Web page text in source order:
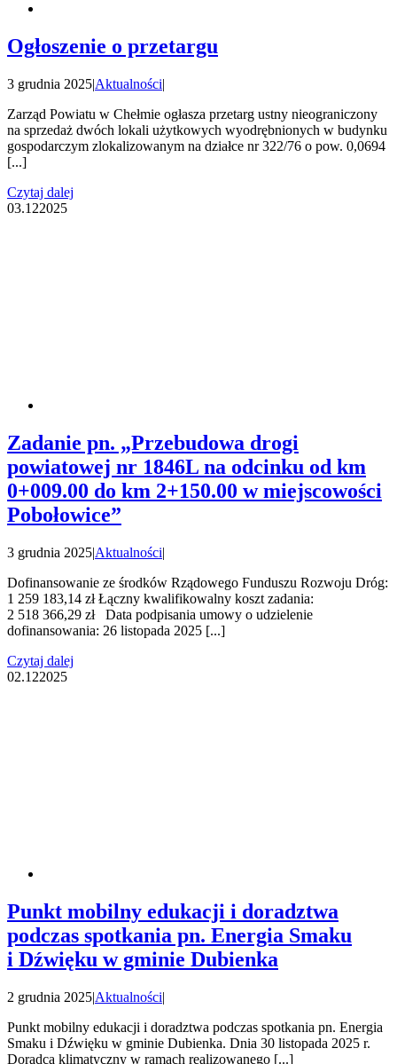
Ogłoszenie o przetargu
3 grudnia 2025|Aktualności|
Zarząd Powiatu w Chełmie ogłasza przetarg ustny nieograniczony
na sprzedaż dwóch lokali użytkowych wyodrębnionych w budynku
gospodarczym zlokalizowanym na działce nr 322/76 o pow. 0,0694
[...]
Czytaj dalej
03.122025
Zadanie pn. „Przebudowa drogi
powiatowej nr 1846L na odcinku od km
0+009.00 do km 2+150.00 w miejscowości
Pobołowice”
3 grudnia 2025|Aktualności|
Dofinansowanie ze środków Rządowego Funduszu Rozwoju Dróg:
1 259 183,14 zł Łączny kwalifikowalny koszt zadania:
2 518 366,29 zł Data podpisania umowy o udzielenie
dofinansowania: 26 listopada 2025 [...]
Czytaj dalej
02.122025
Punkt mobilny edukacji i doradztwa
podczas spotkania pn. Energia Smaku
i Dźwięku w gminie Dubienka
2 grudnia 2025|Aktualności|
Punkt mobilny edukacji i doradztwa podczas spotkania pn. Energia
Smaku i Dźwięku w gminie Dubienka. Dnia 30 listopada 2025 r.
Doradca klimatyczny w ramach realizowanego [...]